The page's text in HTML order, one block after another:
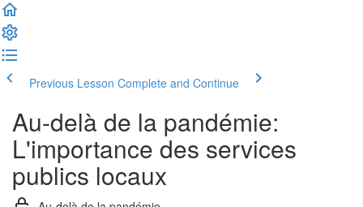
Previous Lesson Complete and Continue
Au-delà de la pandémie:
L'importance des services
publics locaux